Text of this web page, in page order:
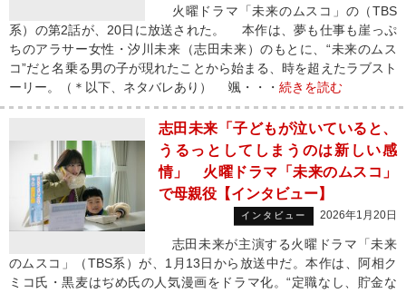
火曜ドラマ「未来のムスコ」の（TBS
系）の第2話が、20日に放送された。 本作は、夢も仕事も崖っぷ
ちのアラサー女性・汐川未来（志田未来）のもとに、“未来のムス
コ”だと名乗る男の子が現れたことから始まる、時を超えたラブスト
ーリー。（＊以下、ネタバレあり） 颯・・・ 続きを読む
志田未来「子どもが泣いていると、
うるっとしてしまうのは新しい感
情」 火曜ドラマ「未来のムスコ」
で母親役【インタビュー】
インタビュー 2026年1月20日
志田未来が主演する火曜ドラマ「未来
のムスコ」（TBS系）が、1月13日から放送中だ。本作は、阿相ク
ミコ氏・黒麦はぢめ氏の人気漫画をドラマ化。“定職なし、貯金な